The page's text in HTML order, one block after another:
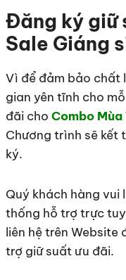
Đăng ký giữ
Sale Giáng
Vì để đảm bảo chất
gian yên tĩnh cho
đãi cho Combo Mùa
Chương trình sẽ kết
ký.
Quý khách hàng vui
thống hỗ trợ trực
liên hệ trên Website
trợ giữ suất ưu đãi.